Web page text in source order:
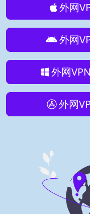
外网
外网
外网
外网